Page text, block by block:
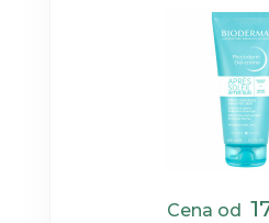
Cena od